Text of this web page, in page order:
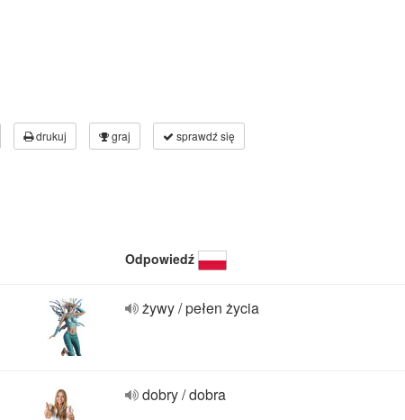
drukuj graj sprawdź się
Odpowiedź
żywy / pełen życia
dobry / dobra